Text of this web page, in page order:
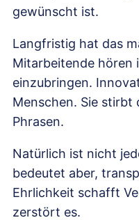
gewünscht ist.
Langfristig hat das
Mitarbeitende hören
einzubringen.
Menschen. Sie stirbt
Phrasen.
Natürlich ist nicht
bedeutet aber,
Ehrlichkeit schafft
zerstört es.